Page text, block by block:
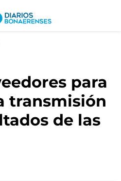
para
transmisión
de las